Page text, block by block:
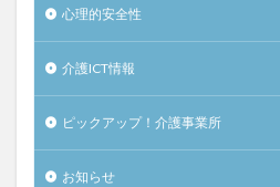
心理的安全性
介護ICT情報
ピックアップ！介護事業所
お知らせ